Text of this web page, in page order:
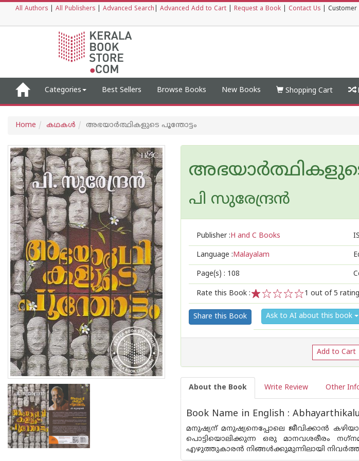
All Authors All Publishers Advanced Search Advanced Add to Cart Request a Book Contact Us Customer
Categories Best Sellers Browse Books New Books Shopping Cart
Home കഥകള്‍ അഭയാര്‍ത്ഥികളുടെ പൂന്തോട്ടം
പി സുരേന്ദ്രന്‍
Publisher :H and C Books
Language :Malayalam
Page(s) : 108
Rate this Book :
5
4
3
2
1
1 out of 5
Share this Book Ask to AI about this book
Add to Cart
About the Book Write Review Other
Book Name in English :
മനുഷ്യന് മനുഷ്യനെപ്പോലെ ജീവിക്കാന്‍
പൊട്ടിയൊലിക്കുന്ന ഒരു മാനവശരീരം
എഴുത്തുകാരന്‍ നിങ്ങള്‍ക്കുമുന്നിലായി